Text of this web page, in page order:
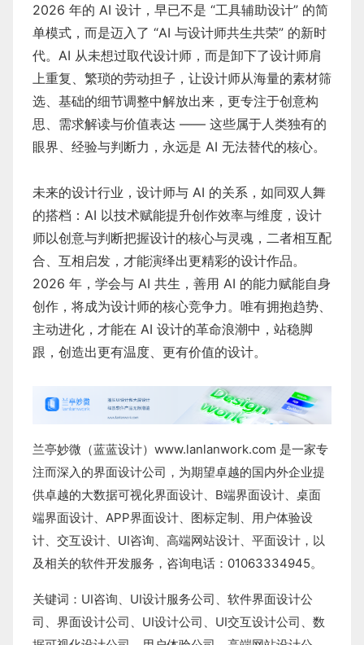
2026 年的 AI 设计，早已不是 “工具辅助设计” 的简
单模式，而是迈入了 “AI 与设计师共生共荣” 的新时
代。AI 从未想过取代设计师，而是卸下了设计师肩
上重复、繁琐的劳动担子，让设计师从海量的素材筛
选、基础的细节调整中解放出来，更专注于创意构
思、需求解读与价值表达 —— 这些属于人类独有的
眼界、经验与判断力，永远是 AI 无法替代的核心。
未来的设计行业，设计师与 AI 的关系，如同双人舞
的搭档：AI 以技术赋能提升创作效率与维度，设计
师以创意与判断把握设计的核心与灵魂，二者相互配
合、互相启发，才能演绎出更精彩的设计作品。
2026 年，学会与 AI 共生，善用 AI 的能力赋能自身
创作，将成为设计师的核心竞争力。唯有拥抱趋势、
主动进化，才能在 AI 设计的革命浪潮中，站稳脚
跟，创造出更有温度、更有价值的设计。
兰亭妙微（蓝蓝设计） www.lanlanwork.com 是一家专
注而深入的界面设计公司，为期望卓越的国内外企业提
供卓越的大数据可视化界面设计、 B端界面设计、 桌面
端界面设计、 APP界面设计、 图标定制、 用户体验设
计、 交互设计、 UI咨询、 高端网站设计、 平面设计 ，以
及相关的软件开发服务，咨询电话：01063334945。
关键词： UI咨询、 UI设计服务公司 、 软件界面设计公
司、界面设计公司、 UI设计公司 、 UI交互设计公司 、 数